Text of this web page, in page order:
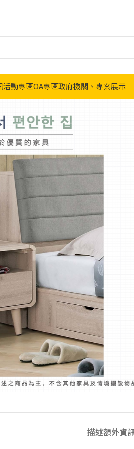
活動專區OA專區政府機關、專案展示
描述額外資